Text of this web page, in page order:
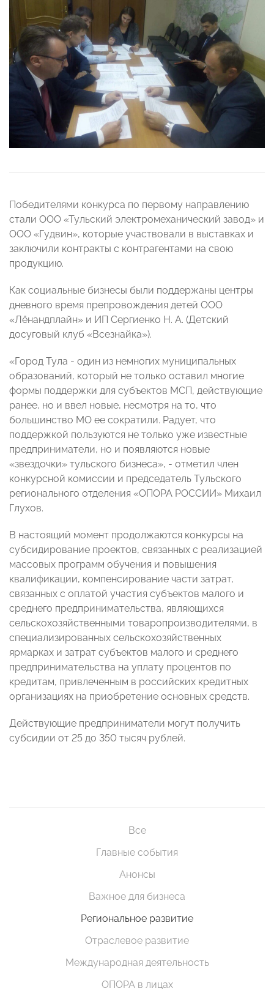
Победителями конкурса по первому направлению
стали ООО «Тульский электромеханический завод» и
ООО «Гудвин», которые участвовали в выставках и
заключили контракты с контрагентами на свою
продукцию.
Как социальные бизнесы были поддержаны центры
дневного время препровождения детей ООО
«Лёнандплайн» и ИП Сергиенко Н. А. (Детский
досуговый клуб «Всезнайка»).
«Город Тула - один из немногих муниципальных
образований, который не только оставил многие
формы поддержки для субъектов МСП, действующие
ранее, но и ввел новые, несмотря на то, что
большинство МО ее сократили. Радует, что
поддержкой пользуются не только уже известные
предприниматели, но и появляются новые
«звездочки» тульского бизнеса», - отметил член
конкурсной комиссии и председатель Тульского
регионального отделения «ОПОРА РОССИИ» Михаил
Глухов.
В настоящий момент продолжаются конкурсы на
субсидирование проектов, связанных с реализацией
массовых программ обучения и повышения
квалификации, компенсирование части затрат,
связанных с оплатой участия субъектов малого и
среднего предпринимательства, являющихся
сельскохозяйственными товаропроизводителями, в
специализированных сельскохозяйственных
ярмарках и затрат субъектов малого и среднего
предпринимательства на уплату процентов по
кредитам, привлеченным в российских кредитных
организациях на приобретение основных средств.
Действующие предприниматели могут получить
субсидии от 25 до 350 тысяч рублей.
Все
Главные события
Анонсы
Важное для бизнеса
Региональное развитие
Отраслевое развитие
Международная деятельность
ОПОРА в лицах